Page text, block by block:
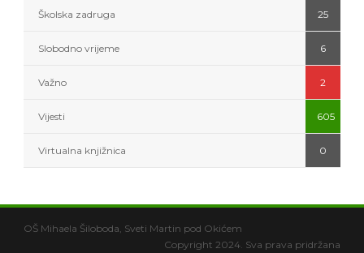
Školska zadruga 25
Slobodno vrijeme 6
Važno 2
Vijesti 605
Virtualna knjižnica 0
OŠ Mihaela Šiloboda, Sveti Martin pod Okićem
Copyright 2024. Sva prava pridržana